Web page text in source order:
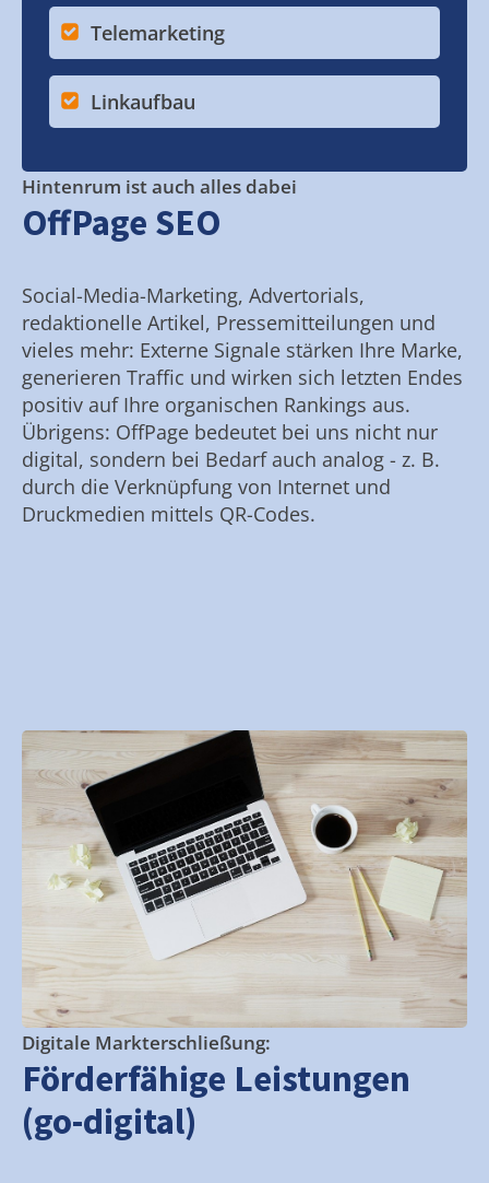
Telemarketing
Linkaufbau
Hintenrum ist auch alles dabei
OffPage SEO
Social-Media-Marketing, Advertorials,
redaktionelle Artikel, Pressemitteilungen und
vieles mehr: Externe Signale stärken Ihre Marke,
generieren Traffic und wirken sich letzten Endes
positiv auf Ihre organischen Rankings aus.
Übrigens: OffPage bedeutet bei uns nicht nur
digital, sondern bei Bedarf auch analog - z. B.
durch die Verknüpfung von Internet und
Druckmedien mittels QR-Codes.
Digitale Markterschließung:
Förderfähige Leistungen
(go-digital)